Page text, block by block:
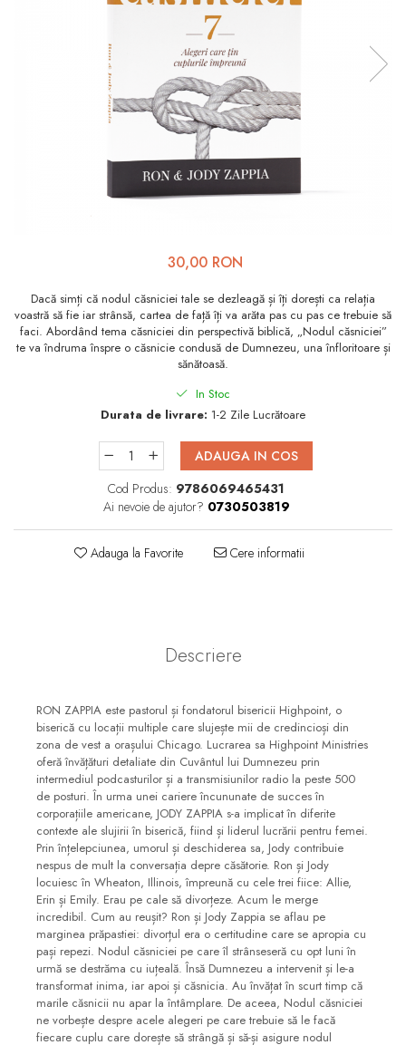
Prietenie, Logodnă și
Cărți de Colorat
Adolescenți și Tineri
Conducerea și Păstorirea
Bisericii
Lucrarea cu Copiii și Tinerii
Grupuri Mici
Închinare prin Muzică
Apologetică
Devoționale/Meditații
Romane, Nuvele și Povestiri
Reviste
Poezii
30,00 RON
Dacă simți că nodul căsniciei tale se dezleagă și îți dorești ca relația
voastră să fie iar strânsă, cartea de față îți va arăta pas cu pas ce trebuie să
faci. Abordând tema căsniciei din perspectivă biblică, „Nodul căsniciei”
te va îndruma înspre o căsnicie condusă de Dumnezeu, una înfloritoare și
sănătoasă.
In Stoc
Durata de livrare: 1-2 Zile Lucrătoare
ADAUGA IN COS
Cod Produs: 9786069465431
Ai nevoie de ajutor? 0730503819
Adauga la Favorite Cere informatii
Descriere
RON ZAPPIA este pastorul și fondatorul bisericii Highpoint, o
biserică cu locații multiple care slujește mii de credincioși din
zona de vest a orașului Chicago. Lucrarea sa Highpoint Ministries
oferă învățături detaliate din Cuvântul lui Dumnezeu prin
intermediul podcasturilor și a transmisiunilor radio la peste 500
de posturi. În urma unei cariere încununate de succes în
corporațiile americane, JODY ZAPPIA s-a implicat în diferite
contexte ale slujirii în biserică, fiind și liderul lucrării pentru femei.
Prin înțelepciunea, umorul și deschiderea sa, Jody contribuie
nespus de mult la conversația depre căsătorie. Ron și Jody
locuiesc în Wheaton, Illinois, împreună cu cele trei fiice: Allie,
Erin și Emily. Erau pe cale să divorțeze. Acum le merge
incredibil. Cum au reușit? Ron și Jody Zappia se aflau pe
marginea prăpastiei: divorțul era o certitudine care se apropia cu
pași repezi. Nodul căsniciei pe care îl strânseseră cu opt luni în
urmă se destrăma cu iuțeală. Însă Dumnezeu a intervenit și le-a
transformat inima, iar apoi și căsnicia. Au învățat în scurt timp că
marile căsnicii nu apar la întâmplare. De aceea, Nodul căsniciei
ne vorbește despre acele alegeri pe care trebuie să le facă
fiecare cuplu care dorește să strângă și să-și asigure nodul